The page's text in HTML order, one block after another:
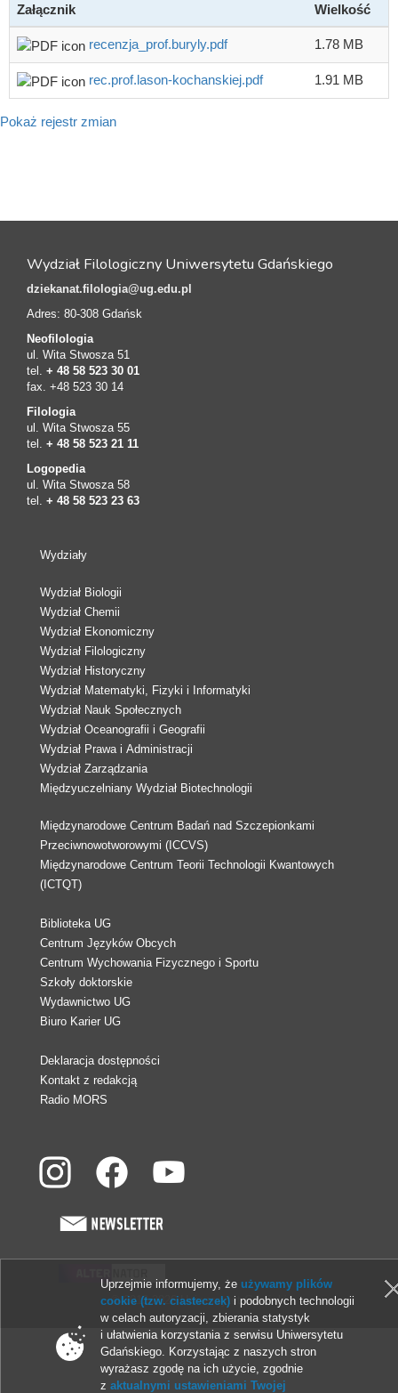
Załącznik Wielkość
recenzja_prof.buryly.pdf 1.78 MB
rec.prof.lason-kochanskiej.pdf 1.91 MB
Pokaż rejestr zmian
Wydział Filologiczny Uniwersytetu Gdańskiego
dziekanat.filologia@ug.edu.pl
Adres: 80-308 Gdańsk
Neofilologia
ul. Wita Stwosza 51
tel. + 48 58 523 30 01
fax. +48 523 30 14
Filologia
ul. Wita Stwosza 55
tel. + 48 58 523 21 11
Logopedia
ul. Wita Stwosza 58
tel. + 48 58 523 23 63
Wydziały
Wydział Biologii
Wydział Chemii
Wydział Ekonomiczny
Wydział Filologiczny
Wydział Historyczny
Wydział Matematyki, Fizyki i Informatyki
Wydział Nauk Społecznych
Wydział Oceanografii i Geografii
Wydział Prawa i Administracji
Wydział Zarządzania
Międzyuczelniany Wydział Biotechnologii
Międzynarodowe Centrum Badań nad Szczepionkami
Przeciwnowotworowymi (ICCVS)
Międzynarodowe Centrum Teorii Technologii Kwantowych
(ICTQT)
Biblioteka UG
Centrum Języków Obcych
Centrum Wychowania Fizycznego i Sportu
Szkoły doktorskie
Wydawnictwo UG
Biuro Karier UG
Deklaracja dostępności
Kontakt z redakcją
Radio MORS
© 2013-2026 Uniwersytet Gdański
Uprzejmie informujemy, że używamy plików
cookie (tzw. ciasteczek) i podobnych technologii
w celach autoryzacji, zbierania statystyk
i ułatwienia korzystania z serwisu Uniwersytetu
Gdańskiego. Korzystając z naszych stron
wyrażasz zgodę na ich użycie, zgodnie
zaktualnymi ustawieniami Twojej